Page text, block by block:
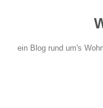
ein Blog rund um's